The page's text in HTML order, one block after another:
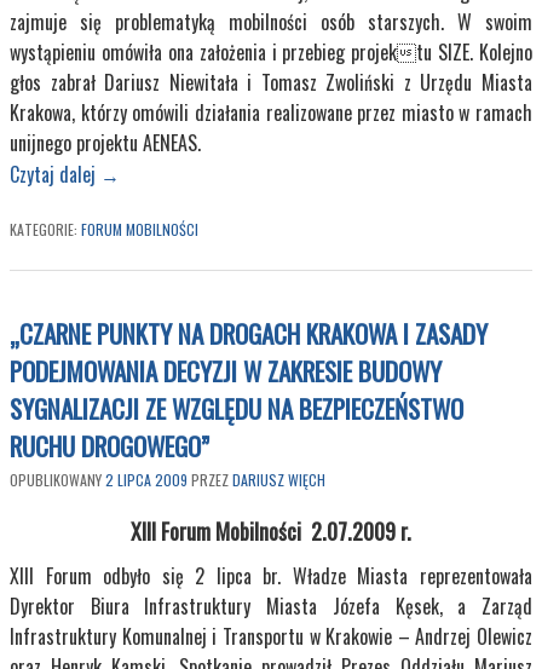
zajmuje się problematyką mobilności osób starszych. W swoim
wystąpieniu omówiła ona założenia i przebieg projektu SIZE. Kolejno
głos zabrał Dariusz Niewitała i Tomasz Zwoliński z Urzędu Miasta
Krakowa, którzy omówili działania realizowane przez miasto w ramach
unijnego projektu AENEAS.
Czytaj dalej →
KATEGORIE: FORUM MOBILNOŚCI
„CZARNE PUNKTY NA DROGACH KRAKOWA I ZASADY
PODEJMOWANIA DECYZJI W ZAKRESIE BUDOWY
SYGNALIZACJI ZE WZGLĘDU NA BEZPIECZEŃSTWO
RUCHU DROGOWEGO”
OPUBLIKOWANY2 LIPCA 2009 PRZEZDARIUSZ WIĘCH
XIII Forum Mobilności 2.07.2009 r.
XIII Forum odbyło się 2 lipca br. Władze Miasta reprezentowała
Dyrektor Biura Infrastruktury Miasta Józefa Kęsek, a Zarząd
Infrastruktury Komunalnej i Transportu w Krakowie – Andrzej Olewicz